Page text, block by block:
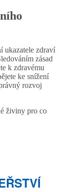
ukazatele zdraví
zásad
k zdravému
ke snížení
rozvoj
živiny pro co